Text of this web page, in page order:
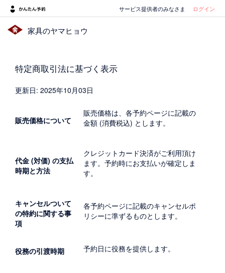
サービス提供者のみなさま ログイン
家具のヤマヒョウ
特定商取引法に基づく表示
更新日: 2025年10月03日
販売価格について
販売価格は、各予約ページに記載の
金額 (消費税込) とします。
代金 (対価) の支払
時期と方法
クレジットカード決済がご利用頂け
ます。予約時にお支払いが確定しま
す。
キャンセルついて
の特約に関する事
項
各予約ページに記載のキャンセルポ
リシーに準ずるものとします。
役務の引渡時期 予約日に役務を提供します。